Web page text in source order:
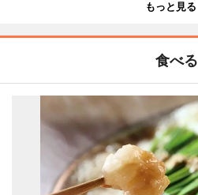
もっと見る
食べる